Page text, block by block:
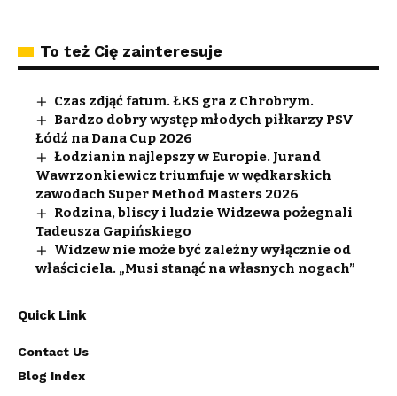
To też Cię zainteresuje
Czas zdjąć fatum. ŁKS gra z Chrobrym.
Bardzo dobry występ młodych piłkarzy PSV
Łódź na Dana Cup 2026
Łodzianin najlepszy w Europie. Jurand
Wawrzonkiewicz triumfuje w wędkarskich
zawodach Super Method Masters 2026
Rodzina, bliscy i ludzie Widzewa pożegnali
Tadeusza Gapińskiego
Widzew nie może być zależny wyłącznie od
właściciela. „Musi stanąć na własnych nogach”
Quick Link
Contact Us
Blog Index